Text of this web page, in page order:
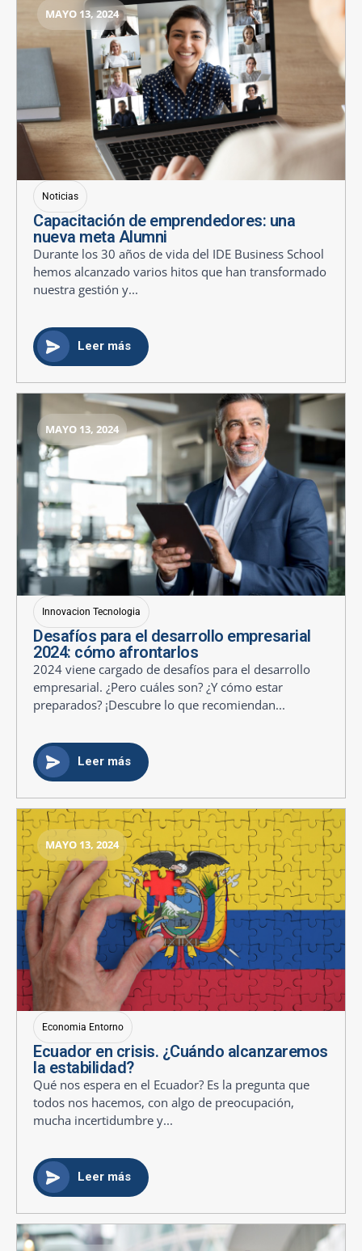
MAYO 13, 2024
Noticias
Capacitación de emprendedores: una
nueva meta Alumni
Durante los 30 años de vida del IDE Business School
hemos alcanzado varios hitos que han transformado
nuestra gestión y...
Leer más
MAYO 13, 2024
Innovacion Tecnologia
Desafíos para el desarrollo empresarial
2024: cómo afrontarlos
2024 viene cargado de desafíos para el desarrollo
empresarial. ¿Pero cuáles son? ¿Y cómo estar
preparados? ¡Descubre lo que recomiendan...
Leer más
MAYO 13, 2024
Economia Entorno
Ecuador en crisis. ¿Cuándo alcanzaremos
la estabilidad?
Qué nos espera en el Ecuador? Es la pregunta que
todos nos hacemos, con algo de preocupación,
mucha incertidumbre y...
Leer más